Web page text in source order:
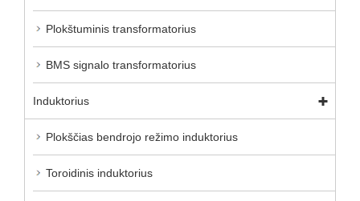
Plokštuminis transformatorius
BMS signalo transformatorius
Induktorius
Plokščias bendrojo režimo induktorius
Toroidinis induktorius